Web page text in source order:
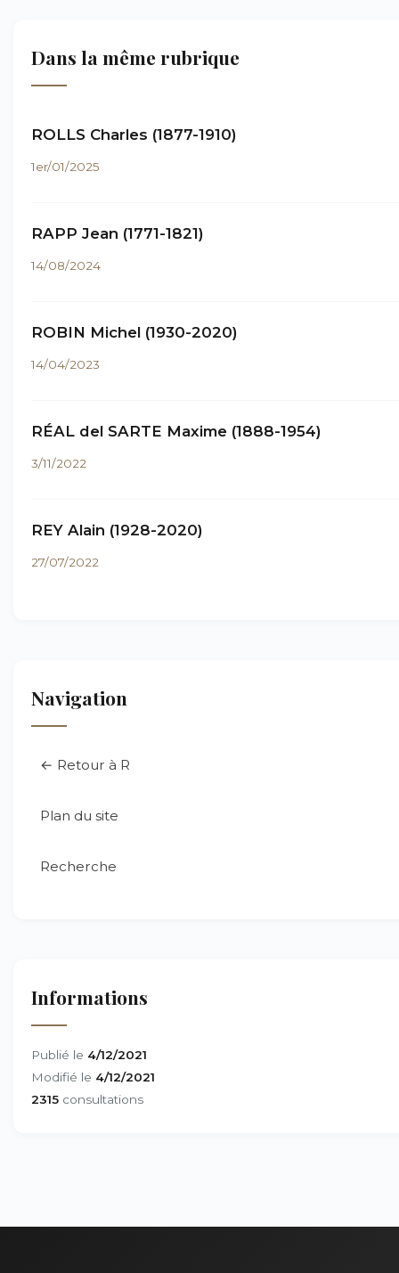
Dans la même rubrique
ROLLS Charles (1877-1910)
1er/01/2025
RAPP Jean (1771-1821)
14/08/2024
ROBIN Michel (1930-2020)
14/04/2023
RÉAL del SARTE Maxime (1888-1954)
3/11/2022
REY Alain (1928-2020)
27/07/2022
Navigation
← Retour à R
Plan du site
Recherche
Informations
Publié le 4/12/2021
Modifié le 4/12/2021
2315 consultations